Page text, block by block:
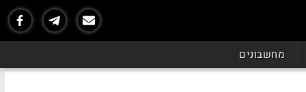
מחשבונים